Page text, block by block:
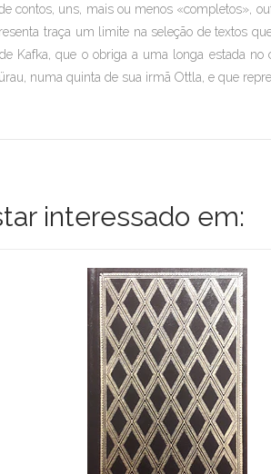
contos, uns, mais ou menos «completos»,
traça um limite na seleção de textos
Kafka, que o obriga a uma longa estada no
numa quinta de sua irmã Ottla, e que
interessado em: